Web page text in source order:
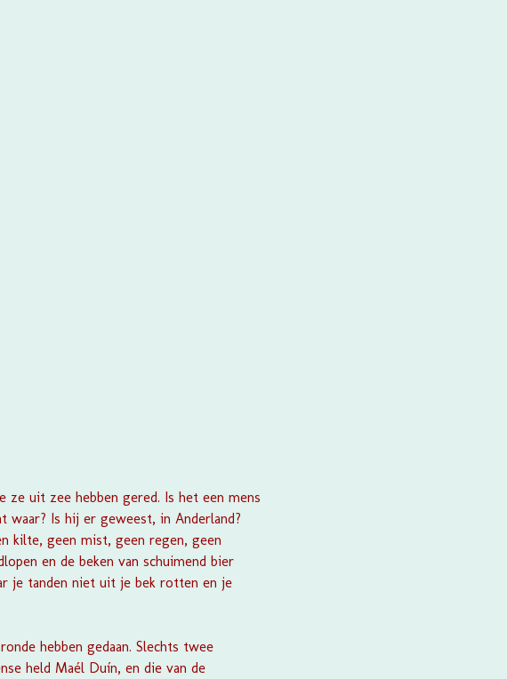
ze uit zee hebben gered. Is het een mens
Is hij er geweest, in Anderland?
kilte, geen mist, geen regen, geen
en de beken van schuimend bier
je tanden niet uit je bek rotten en je
hebben gedaan. Slechts twee
held Maél Duín, en die van de